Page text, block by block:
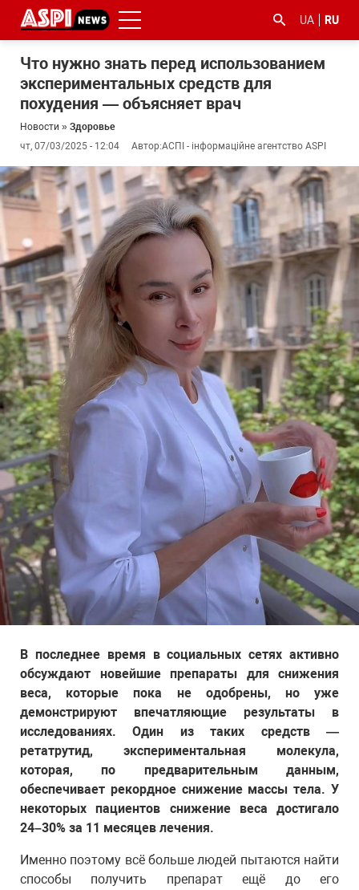
UA RU
Что нужно знать перед использованием
экспериментальных средств для
похудения — объясняет врач
Новости » Здоровье
чт, 07/03/2025 - 12:04
Автор:АСПІ - інформаційне агентство ASPI
В последнее время в социальных сетях активно
обсуждают новейшие препараты для снижения
веса, которые пока не одобрены, но уже
демонстрируют впечатляющие результаты в
исследованиях. Один из таких средств —
ретатрутид, экспериментальная молекула,
которая, по предварительным данным,
обеспечивает рекордное снижение массы тела. У
некоторых пациентов снижение веса достигало
24–30% за 11 месяцев лечения.
Именно поэтому всё больше людей пытаются найти
способы получить препарат ещё до его
#ООС
#боротьба
корупцією
#гфс #Киев #коронавірус